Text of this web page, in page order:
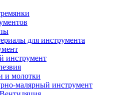
для инструмента
инструмент
и молотки
малярный инструмент